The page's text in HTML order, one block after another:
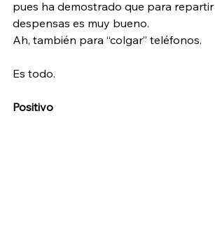
pues ha demostrado que para repartir
despensas es muy bueno.
Ah, también para “colgar” teléfonos.
Es todo.
Positivo